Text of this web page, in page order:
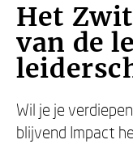
Het
van de
Wil je je
blijvend Impact